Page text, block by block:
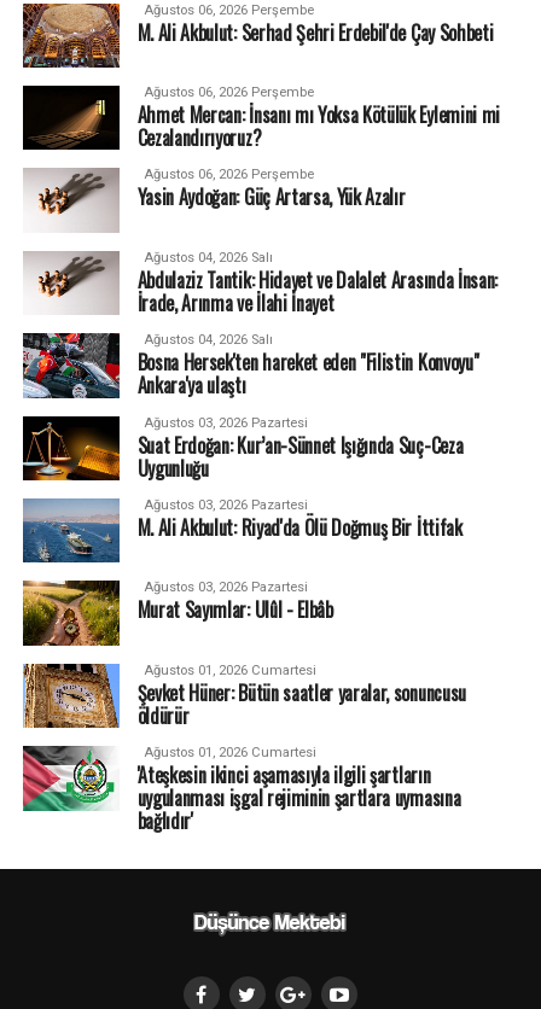
Ağustos 06, 2026 Perşembe
M. Ali Akbulut: Serhad Şehri Erdebil'de Çay Sohbeti
Ağustos 06, 2026 Perşembe
Ahmet Mercan: İnsanı mı Yoksa Kötülük Eylemini mi
Cezalandırıyoruz?
Ağustos 06, 2026 Perşembe
Yasin Aydoğan: Güç Artarsa, Yük Azalır
Ağustos 04, 2026 Salı
Abdulaziz Tantik: Hidayet ve Dalalet Arasında İnsan:
İrade, Arınma ve İlahi İnayet
Ağustos 04, 2026 Salı
Bosna Hersek'ten hareket eden "Filistin Konvoyu"
Ankara'ya ulaştı
Ağustos 03, 2026 Pazartesi
Suat Erdoğan: Kur’an-Sünnet Işığında Suç-Ceza
Uygunluğu
Ağustos 03, 2026 Pazartesi
M. Ali Akbulut: Riyad'da Ölü Doğmuş Bir İttifak
Ağustos 03, 2026 Pazartesi
Murat Sayımlar: Ulûl - Elbâb
Ağustos 01, 2026 Cumartesi
Şevket Hüner: Bütün saatler yaralar, sonuncusu
öldürür
Ağustos 01, 2026 Cumartesi
'Ateşkesin ikinci aşamasıyla ilgili şartların
uygulanması işgal rejiminin şartlara uymasına
bağlıdır'